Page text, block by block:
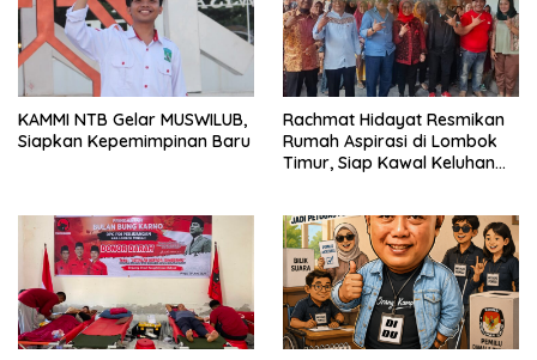
KAMMI NTB Gelar MUSWILUB,
Siapkan Kepemimpinan Baru
Rachmat Hidayat Resmikan
Rumah Aspirasi di Lombok
Timur, Siap Kawal Keluhan